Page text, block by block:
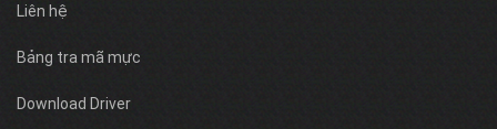
Liên hệ
Bảng tra mã mực
Download Driver